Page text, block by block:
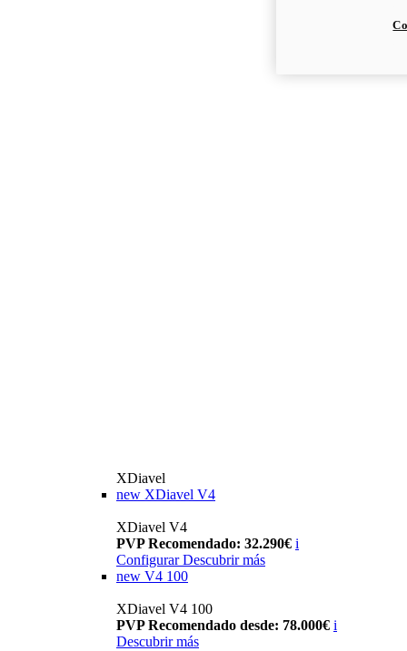
XDiavel
new XDiavel V4
XDiavel V4
PVP Recomendado: 32.290€ i
Configurar Descubrir más
new V4 100
XDiavel V4 100
PVP Recomendado desde: 78.000€ i
Descubrir más